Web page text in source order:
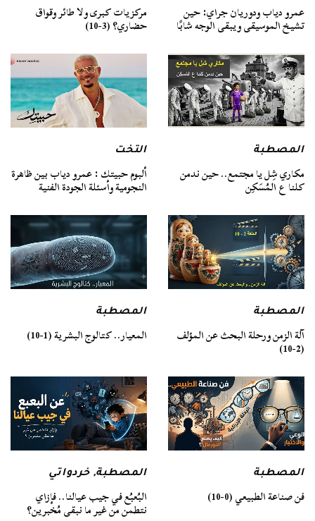
عمرو دياب ودوريان جراي: حين
تشيخ الموسيقى ويبقى الوجه شابًا
مركزيات كبرى ولا طائر وقواق
حضاري؟ (3-10)
المصطبة
مكاري شِل يا مجتمع.. حين ندمن
كلنا ع المُسَكِن
التخت
ألبوم حبيتك : عمرو دياب بين ظاهرة
النجومية وأسئلة الجودة الفنية
المصطبة
آلة الزمن ورحلة البحث عن المؤلف
(2-10)
المصطبة
المعيار.. كتالوج البشرية (1-10)
المصطبة
فن صناعة الطبيعي (0-10)
المصطبة,خردواتي
البُعبُع في جيب عيالنا.. فإزاي
نتطمن من غير ما نبقى مُخبرين؟